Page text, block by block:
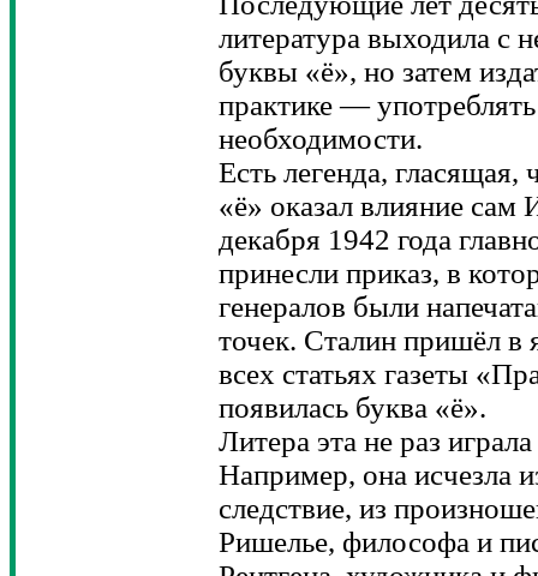
литература выходила с
буквы «ё», но затем
практике —
необходимости.
Есть легенда,
«ё» оказал влияние
декабря 1942 года
принесли приказ, в
генералов были
точек. Сталин пришёл в
всех статьях газеты
появилась буква «ё».
Литера эта не раз
Например, она исчезла
следствие, из
Ришелье, философа и